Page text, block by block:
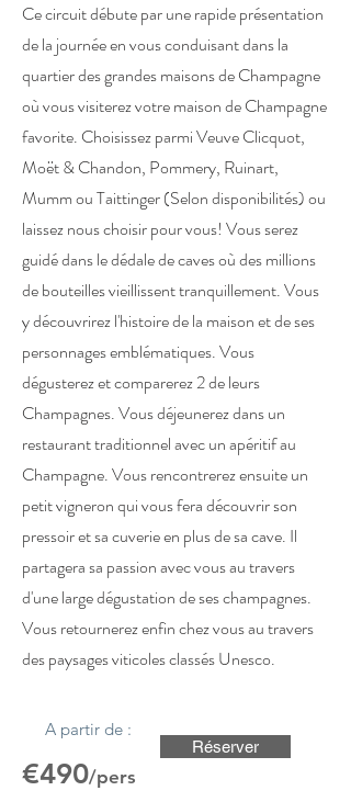
Ce circuit débute par une rapide présentation
de la journée en vous conduisant dans la
quartier des grandes maisons de Champagne
où vous visiterez votre maison de Champagne
favorite. Choisissez parmiVeuve Clicquot,
Moët & Chandon, Pommery, Ruinart,
Mumm ou Taittinger (Selon disponibilités) ou
laissez nous choisir pour vous! Vous serez
guidé dans le dédale de caves où des millions
de bouteilles vieillissent tranquillement. Vous
y découvrirez l'histoire de la maison et de ses
personnages emblématiques. Vous
dégusterez et comparerez 2 de leurs
Champagnes. Vous déjeunerez dans un
restaurant traditionnel avec un apéritif au
Champagne. Vous rencontrerez ensuite un
petit vigneron qui vous fera découvrir son
pressoir et sa cuverie en plus de sa cave. Il
partagera sa passion avec vous au travers
d'une large dégustation de ses champagnes.
Vous retournerez enfin chez vous au travers
des paysages viticoles classés Unesco.
A partir de :
€490/pers
Réserver